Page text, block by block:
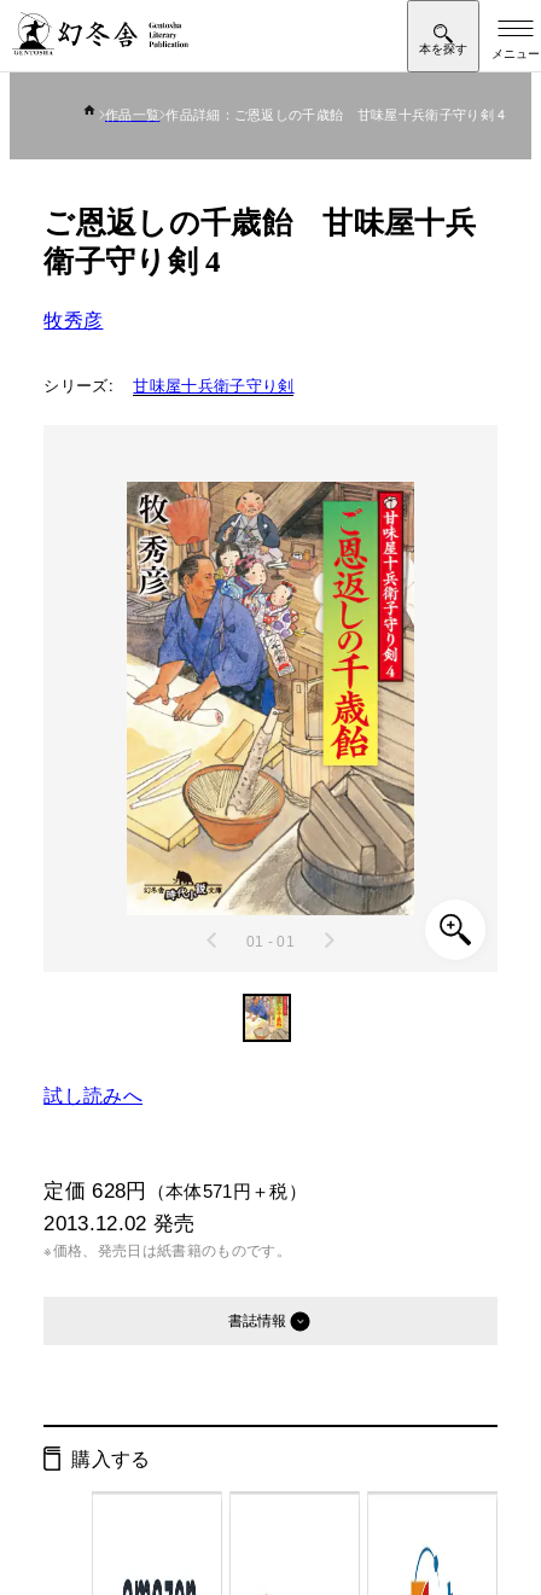
作品一覧 作品詳細：ご恩返しの千歳飴 甘味屋十兵衛子守り剣 4
ご恩返しの千歳飴 甘味屋十兵
衛子守り剣 4
牧秀彦
シリーズ: 甘味屋十兵衛子守り剣
01 - 01
試し読みへ
定価 628円 （本体571円＋税）
2013.12.02 発売
※価格、発売日は紙書籍のものです。
書誌情報
ページ数：
購入する